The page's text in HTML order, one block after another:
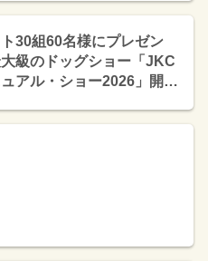
ト30組60名様にプレゼン
大級のドッグショー「JKC
アル・ショー2026」開